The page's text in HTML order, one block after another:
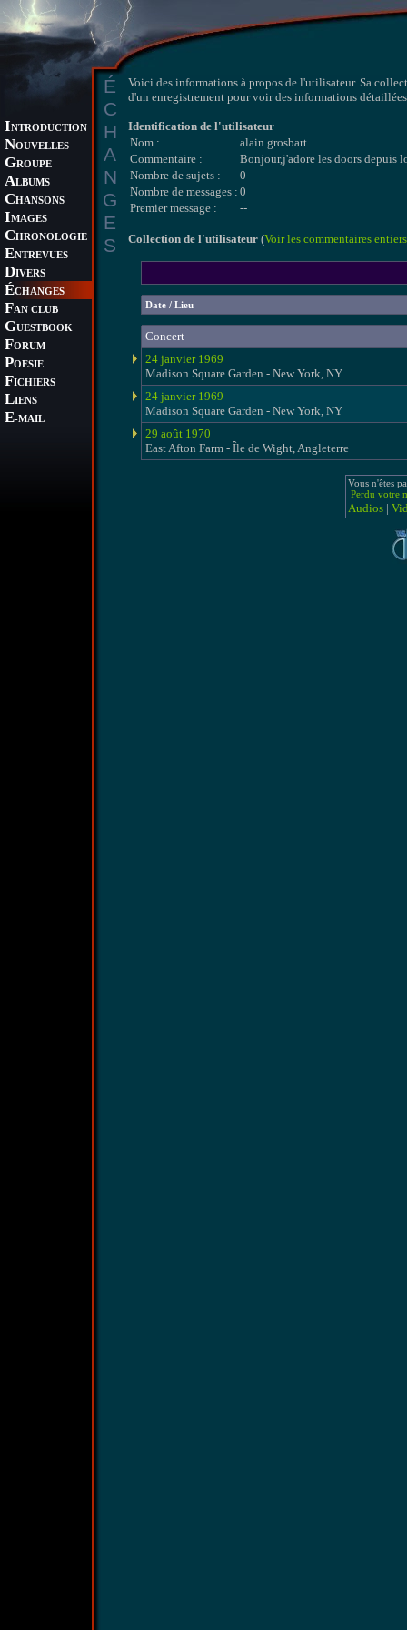
INTRODUCTION
NOUVELLES
GROUPE
ALBUMS
CHANSONS
IMAGES
CHRONOLOGIE
ENTREVUES
DIVERS
ÉCHANGES
FAN CLUB
GUESTBOOK
FORUM
POESIE
FICHIERS
LIENS
E-MAIL
É
C
H
A
N
G
E
S
Voici des informations à propos de l'utilisateur. Sa
d'un enregistrement pour voir des informations
Identification de l'utilisateur
Nom :
alain grosbart
Commentaire :
Bonjour,j'adore les doors depuis
Nombre de sujets :
0
Nombre de messages : 0
Premier message :
--
Collection de l'utilisateur (Voir les commentaires entiers
Date / Lieu
Concert
24 janvier 1969
Madison Square Garden - New York, NY
24 janvier 1969
Madison Square Garden - New York, NY
29 août 1970
East Afton Farm - Île de Wight, Angleterre
Vous n'êtes
Perdu votre
Audios|